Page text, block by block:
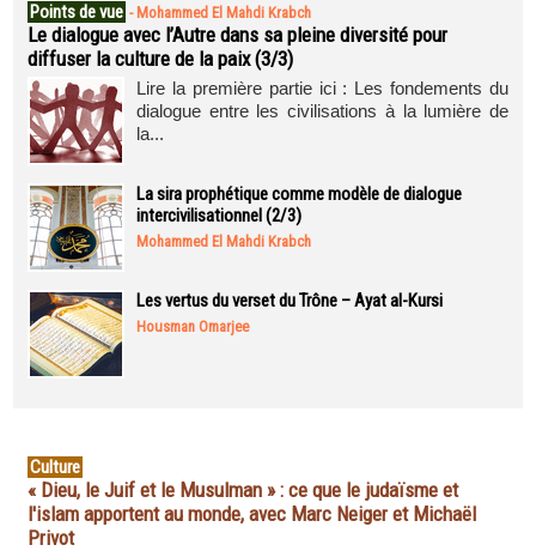
Points de vue - Mohammed El Mahdi Krabch
Le dialogue avec l’Autre dans sa pleine diversité pour
diffuser la culture de la paix (3/3)
Lire la première partie ici : Les fondements du
dialogue entre les civilisations à la lumière de
la...
La sira prophétique comme modèle de dialogue
intercivilisationnel (2/3)
Mohammed El Mahdi Krabch
Les vertus du verset du Trône – Ayat al-Kursi
Housman Omarjee
Culture
« Dieu, le Juif et le Musulman » : ce que le judaïsme et
l'islam apportent au monde, avec Marc Neiger et Michaël
Privot